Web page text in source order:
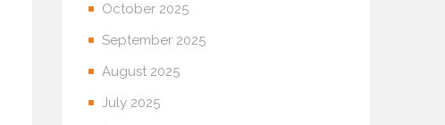
October 2025
September 2025
August 2025
July 2025